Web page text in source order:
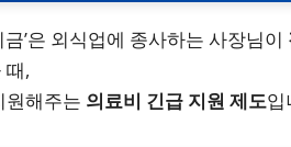
’은 외식업에 종사하는 사장님이
때,
원해주는 의료비 긴급 지원 제도입